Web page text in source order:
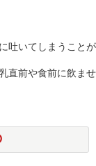
吐いてしまうことが
直前や食前に飲ませ